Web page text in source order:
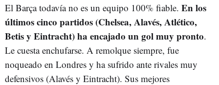
El Barça todavía no es un equipo 100% fiable. En los
últimos cinco partidos (Chelsea, Alavés, Atlético,
Betis y Eintracht) ha encajado un gol muy pronto.
Le cuesta enchufarse. A remolque siempre, fue
noqueado en Londres y ha sufrido ante rivales muy
defensivos (Alavés y Eintracht). Sus mejores